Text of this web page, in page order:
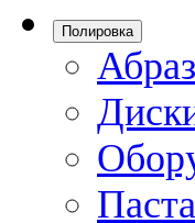
Полировка